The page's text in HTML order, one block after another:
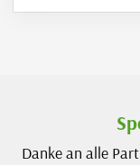
Danke an alle